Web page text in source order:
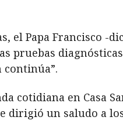
el Papa Francisco -
pruebas
cotidiana en Casa
dirigió un saludo a